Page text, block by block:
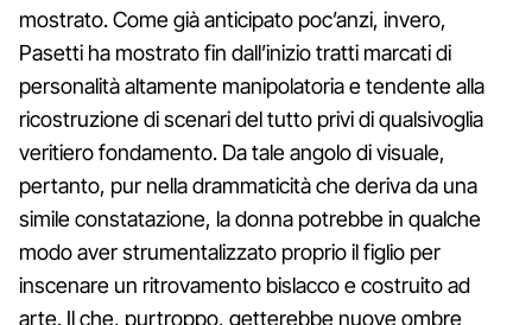
mostrato. Come già anticipato poc’anzi, invero,
Pasetti ha mostrato fin dall’inizio tratti marcati di
personalità altamente manipolatoria e tendente alla
ricostruzione di scenari del tutto privi di qualsivoglia
veritiero fondamento. Da tale angolo di visuale,
pertanto, pur nella drammaticità che deriva da una
simile constatazione, la donna potrebbe in qualche
modo aver strumentalizzato proprio il figlio per
inscenare un ritrovamento bislacco e costruito ad
arte. Il che, purtroppo, getterebbe nuove ombre